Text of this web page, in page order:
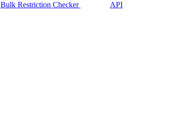
Bulk Restriction Checker
API